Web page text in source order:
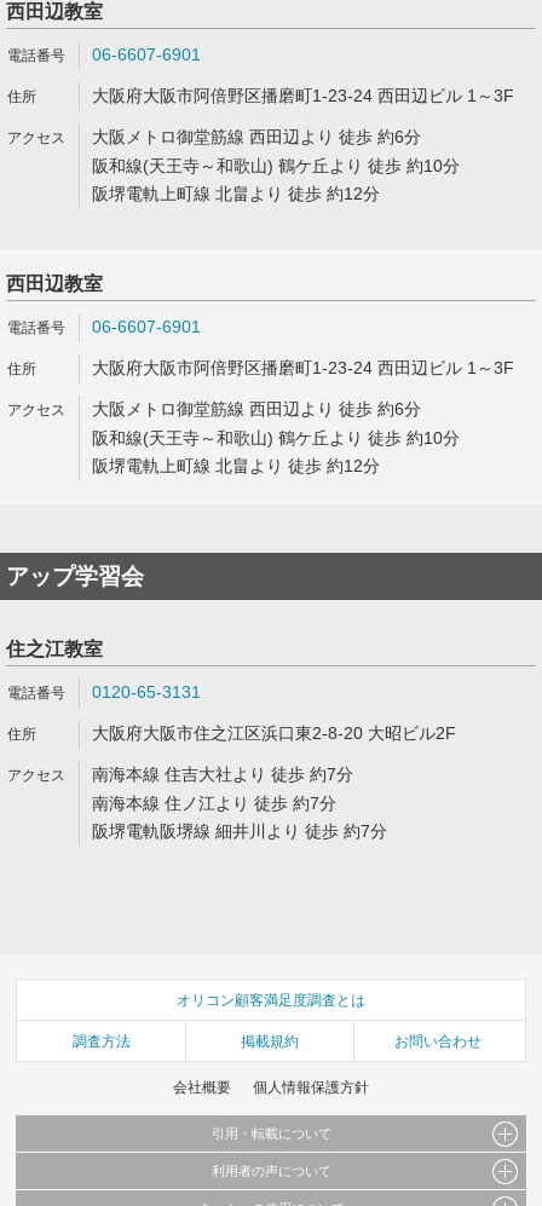
西田辺教室
06-6607-6901
大阪府大阪市阿倍野区播磨町1-23-24 西田辺ビル 1～3F
大阪メトロ御堂筋線 西田辺より 徒歩 約6分
阪和線(天王寺～和歌山) 鶴ケ丘より 徒歩 約10分
阪堺電軌上町線 北畠より 徒歩 約12分
西田辺教室
06-6607-6901
大阪府大阪市阿倍野区播磨町1-23-24 西田辺ビル 1～3F
大阪メトロ御堂筋線 西田辺より 徒歩 約6分
阪和線(天王寺～和歌山) 鶴ケ丘より 徒歩 約10分
阪堺電軌上町線 北畠より 徒歩 約12分
アップ学習会
住之江教室
0120-65-3131
大阪府大阪市住之江区浜口東2-8-20 大昭ビル2F
南海本線 住吉大社より 徒歩 約7分
南海本線 住ノ江より 徒歩 約7分
阪堺電軌阪堺線 細井川より 徒歩 約7分
オリコン顧客満足度調査とは
調査方法 掲載規約 お問い合わせ
会社概要 個人情報保護方針
引用・転載について
当サイトで公開されている情報（文字、写真、イラスト、画像データ等）及びこれらの配
利用者の声について